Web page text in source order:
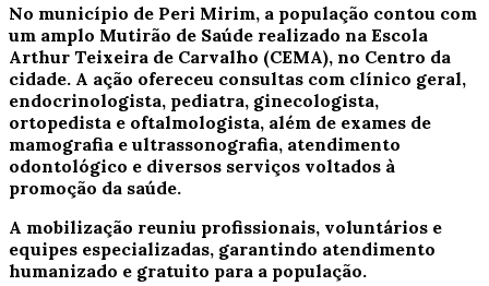
No município de Peri Mirim, a população contou com
um amplo Mutirão de Saúde realizado na Escola
Arthur Teixeira de Carvalho (CEMA), no Centro da
cidade. A ação ofereceu consultas com clínico geral,
endocrinologista, pediatra, ginecologista,
ortopedista e oftalmologista, além de exames de
mamografia e ultrassonografia, atendimento
odontológico e diversos serviços voltados à
promoção da saúde.
A mobilização reuniu profissionais, voluntários e
equipes especializadas, garantindo atendimento
humanizado e gratuito para a população.